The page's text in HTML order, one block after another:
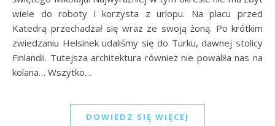
wiele do roboty i korzysta z urlopu. Na placu przed
Katedrą przechadzał się wraz ze swoją żoną. Po krótkim
zwiedzaniu Helsinek udaliśmy się do Turku, dawnej stolicy
Finlandii. Tutejsza architektura również nie powaliła nas na
kolana… Wszytko…
DOWIEDZ SIĘ WIĘCEJ